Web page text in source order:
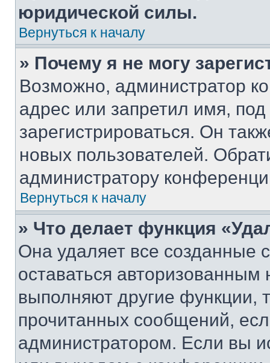
юридической силы.
Вернуться к началу
» Почему я не могу
Возможно, администратор
адрес или запретил имя,
зарегистрироваться. Он
новых пользователей.
администратору
Вернуться к началу
» Что делает функция
Она удаляет все созданные
оставаться
выполняют другие функции,
прочитанных сообщений,
администратором. Если вы